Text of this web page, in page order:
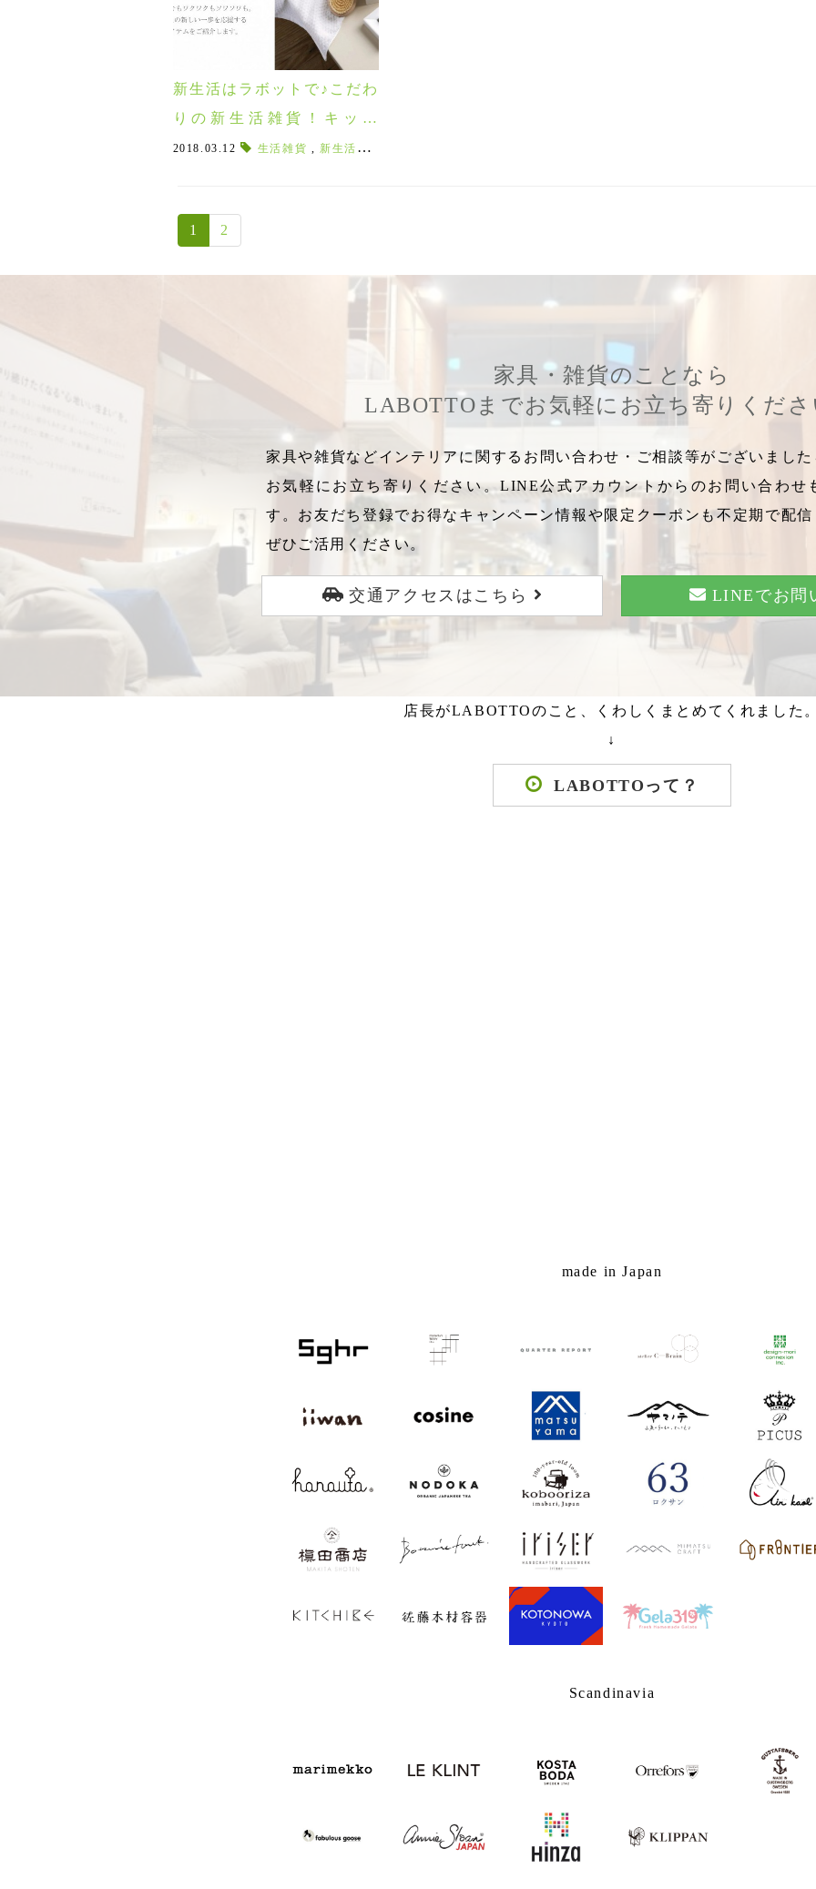
新生活はラボットで♪こだわ
りの新生活雑貨！キッチ
ン・バス・お掃除グッズ特
2018.03.12 生活雑貨 , 新生活アイテム
1 2
家具・雑貨のことなら
LABOTTOまでお気軽にお立ち寄りくだ
家具や雑貨などインテリアに関するお問い合わせ・ご相談等がございまし
お気軽にお立ち寄りください。LINE公式アカウントからのお問い合わせ
す。お友だち登録でお得なキャンペーン情報や限定クーポンも不定期で配
ぜひご活用ください。
交通アクセスはこちら LINEでお問
店長がLABOTTOのこと、くわしくまとめてくれました
↓
LABOTTOって？
made in Japan
Scandinavia